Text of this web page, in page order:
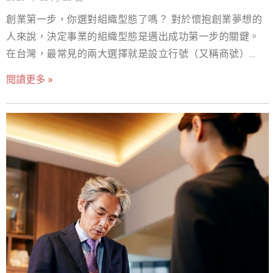
司地址選擇方案：商業區、住宅區，以及新興的借址登
記。我們將從法規、稅務、成本、風險等面向進行全面比
較，並提供實務操作指南，協助您做出最符合自身需求的
明智決策，讓您的創業之路走得更穩健。 核心概念釐清：
登記地址、營業地址與實際辦公地址的區別 在探討不同地
在地」[1]。它是公司法律關係的中心地域，也是政府機關
（如經濟部、國稅局）寄發公文、進行行政程序聯繫的唯
一正式地址。一家公司在法律上只能有一個公司登記地
址。 營業地址 (營業場所)：這是公司實際從事營業活動的
場所。根據《營業稅法》的規定，營業人應就其總機構及
其他固定營業場所，分別向主管稽徵機關申請營業地址登
記[2]。對於許多服務業或電商而言，登記地址可能同時是
營業地址。但對於擁有工廠、門市或多個辦公室的公司來
說，除了登記地址外，還會有其他多個營業地址。 實際辦
創業第一步，你選對組織型態了嗎？ 對於懷抱創業夢想的
人來說，決定事業的組織型態是邁出成功第一步的關鍵。
在台灣，最常見的兩大選擇就是設立行號（又稱商號）與
者在初期往往會被兩者相似的名稱所迷惑，或是僅憑直覺
選擇了較為簡單的設立行號，卻在事業發展壯大後才發
現，組織型態的限制成為了成長的瓶頸，甚至帶來意想不
到的法律風險與稅務負擔。 這是一個普遍的痛點：你是否
也曾糾結於「我該開公司還是行號？」這個問題？特別是
當你的事業開始獲利、需要擴大營運、招募人才、甚至尋
求外部投資時，錯誤的選擇將可能導致高額的稅金、複雜
的轉換流程，以及最關鍵的——無限的個人責任風險。 本文
將由專業會計師角度，為您深度解析設立行號與設立公司
之間最核心的 10 個關鍵差異。我們不僅會從法律責任、稅
務規劃、資金籌措、名稱保護、到未來發展等面向進行全
閱讀更多 »